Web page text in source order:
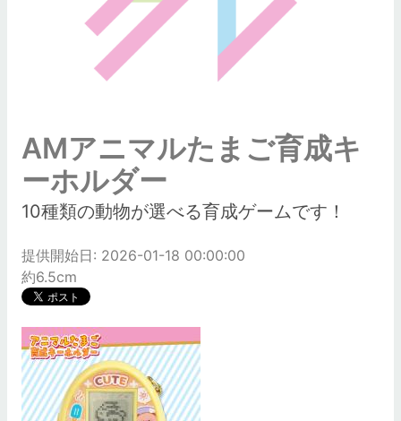
AMアニマルたまご育成キ
ーホルダー
10種類の動物が選べる育成ゲームです！
提供開始日: 2026-01-18 00:00:00
約6.5cm